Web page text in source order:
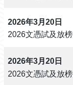
2026年3月20日
2026文憑試及放
2026年3月20日
2026文憑試及放